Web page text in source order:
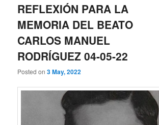
REFLEXIÓN PARA LA
MEMORIA DEL BEATO
CARLOS MANUEL
RODRÍGUEZ 04-05-22
Posted on3 May, 2022